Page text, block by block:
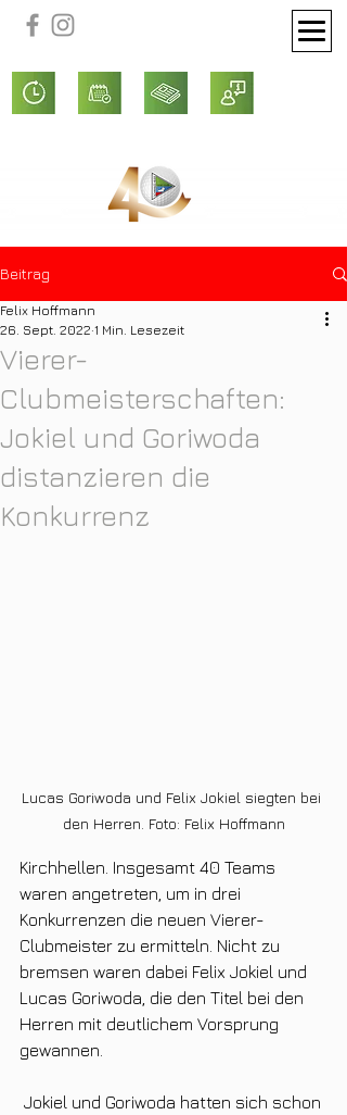
Beitrag
Vierer-
Clubmeisterschaften:
Jokiel und Goriwoda
distanzieren die
Konkurrenz
Felix Hoffmann
26. Sept. 2022 1 Min. Lesezeit
Lucas Goriwoda und Felix Jokiel siegten bei
den Herren. Foto: Felix Hoffmann
Kirchhellen. Insgesamt 40 Teams
waren angetreten, um in drei
Konkurrenzen die neuen Vierer-
Clubmeister zu ermitteln. Nicht zu
bremsen waren dabei Felix Jokiel und
Lucas Goriwoda, die den Titel bei den
Herren mit deutlichem Vorsprung
gewannen.